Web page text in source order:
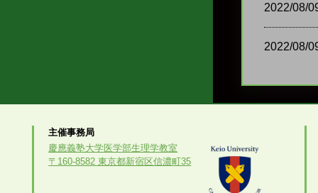
2022/08/
2022/08/
2022/07/
2022/07/
主催事務局
慶應義塾大学医学部生理学教室
〒160-8582 東京都新宿区信濃町35